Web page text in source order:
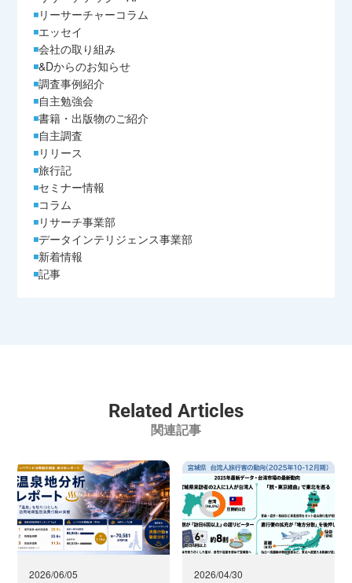
リーサーチャーコラム
エッセイ
会社の取り組み
&Dからのお知らせ
調査事例紹介
自主勉強会
書籍・出版物のご紹介
自主調査
リリース
旅行記
セミナー情報
コラム
リサーチ事業部
データインテリジェンス事業部
新着情報
記事
Related Articles
関連記事
2026/06/05
2026/04/30